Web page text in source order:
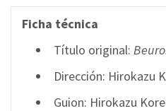
Ficha técnica
Título original:
Dirección: Hirokazu
Guion: Hirokazu